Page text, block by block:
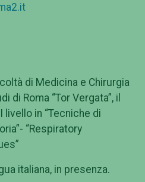
di Medicina e Chirurgia
di Roma “Tor Vergata”, il
in “Tecniche di
“Respiratory
italiana, in presenza.